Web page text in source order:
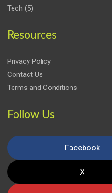
Tech (5)
Resources
Privacy Policy
Contact Us
Terms and Conditions
Follow Us
Facebook
X